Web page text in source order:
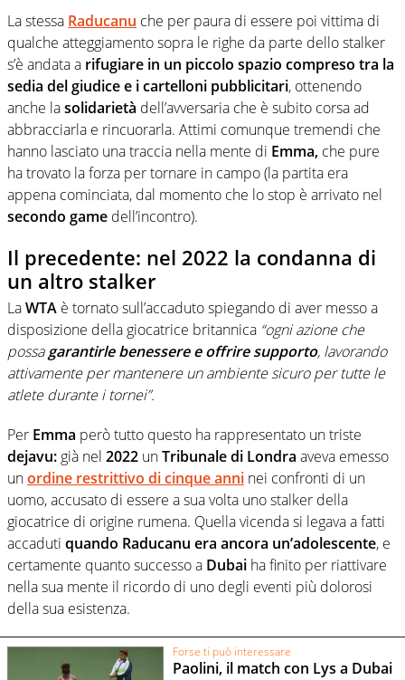
La stessa Raducanu che per paura di essere poi vittima di
qualche atteggiamento sopra le righe da parte dello stalker
s’è andata a rifugiare in un piccolo spazio compreso tra la
sedia del giudice e i cartelloni pubblicitari, ottenendo
anche lasolidarietà dell’avversaria che è subito corsa ad
abbracciarla e rincuorarla. Attimi comunque tremendi che
hanno lasciato una traccia nella mente di Emma, che pure
ha trovato la forza per tornare in campo (la partita era
appena cominciata, dal momento che lo stop è arrivato nel
secondo game dell’incontro).
Il precedente: nel 2022 la condanna di
un altro stalker
LaWTA è tornato sull’accaduto spiegando di aver messo a
disposizione della giocatrice britannica “ogni azione che
possagarantirle benessere e offrire supporto, lavorando
attivamente per mantenere un ambiente sicuro per tutte le
atlete durante i tornei”.
Per Emma però tutto questo ha rappresentato un triste
dejavu: già nel 2022 unTribunale di Londra aveva emesso
unordine restrittivo di cinque anni nei confronti di un
uomo, accusato di essere a sua volta uno stalker della
giocatrice di origine rumena. Quella vicenda si legava a fatti
accaduti quando Raducanu era ancora un’adolescente, e
certamente quanto successo a Dubai ha finito per riattivare
nella sua mente il ricordo di uno degli eventi più dolorosi
della sua esistenza.
Forse ti può interessare
Paolini, il match con Lys a Dubai